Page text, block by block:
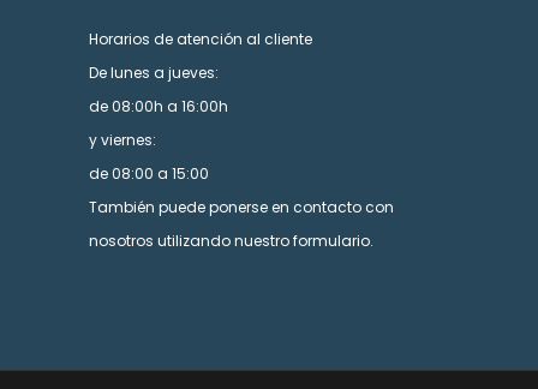
Horarios de atención al cliente
De lunes a jueves:
de 08:00h a 16:00h
y viernes:
de 08:00 a 15:00
También puede ponerse en contacto con
nosotros utilizando nuestro formulario.